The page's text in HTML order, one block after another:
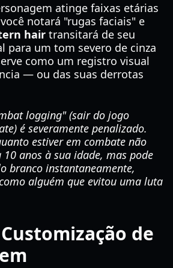
atinge faixas etárias
notará "rugas faciais" e
hair transitará de seu
para um tom severo de cinza
como um registro visual
— ou das suas derrotas
logging" (sair do jogo
é severamente penalizado.
estiver em combate não
anos à sua idade, mas pode
branco instantaneamente,
alguém que evitou uma luta
de